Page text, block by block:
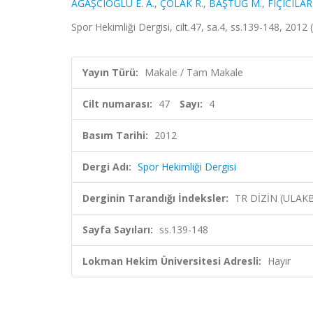
AĞAŞCIOĞLU E. A., ÇOLAK R., BAŞTUĞ M.,
Spor Hekimliği Dergisi, cilt.47, sa.4, ss.139-148, 2012
Yayın Türü: Makale / Tam Makale
Cilt numarası: 47 Sayı: 4
Basım Tarihi: 2012
Dergi Adı: Spor Hekimliği Dergisi
Derginin Tarandığı İndeksler: TR DİZİN
Sayfa Sayıları: ss.139-148
Lokman Hekim Üniversitesi Adresli: Hayır